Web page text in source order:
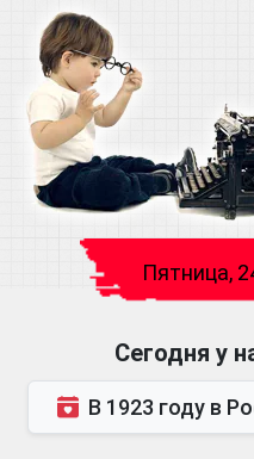
Пятница,
Сегодня у
В 1923 году в Ростове-на-Дону родился